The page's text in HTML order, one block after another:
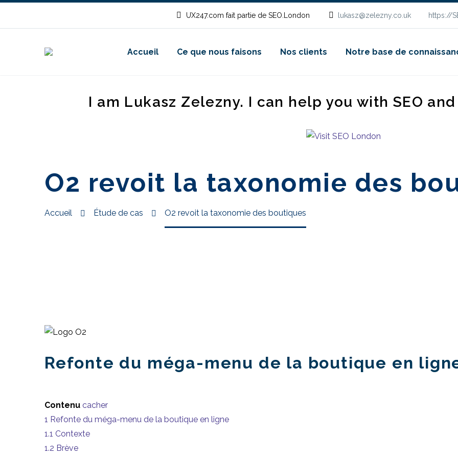
UX247.com fait partie de SEO.London lukasz@zelezny.co.uk https://
Accueil Ce que nous faisons Nos clients Notre base de
I am Lukasz Zelezny. I can help you with SEO
O2 revoit la taxonomie des
Accueil Étude de cas O2 revoit la taxonomie des boutiques
Refonte du méga-menu de la boutique en
Contenu cacher
1 Refonte du méga-menu de la boutique en ligne
1.1 Contexte
1.2 Brève